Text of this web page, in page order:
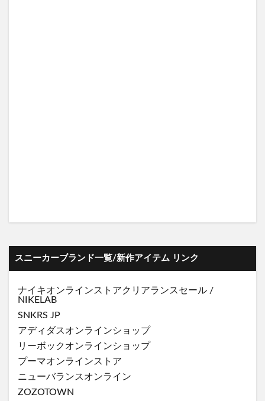
スニーカーブランド一覧/新作アイテム リンク
ナイキオンラインストアクリアランスセール /
NIKELAB
SNKRS JP
アディダスオンラインショップ
リーボックオンラインショップ
プーマオンラインストア
ニューバランスオンライン
ZOZOTOWN